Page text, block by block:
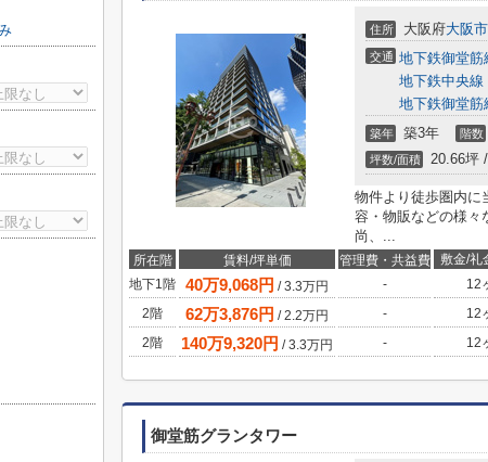
住所 大阪府大阪
交通 地下鉄御堂筋
地下鉄中央線
地下鉄御堂筋
築年 築3年 階数
坪数/面積 20.66坪
物件より徒歩圏内に
容・物販などの様々
尚、...
所在階 賃料/坪単価 管理費・共益費 敷金/礼
地下1階
40万9,068円 /3.3万円 - 12
2階
62万3,876円 /2.2万円 - 12
2階
140万9,320円 /3.3万円 - 12
御堂筋グランタワー